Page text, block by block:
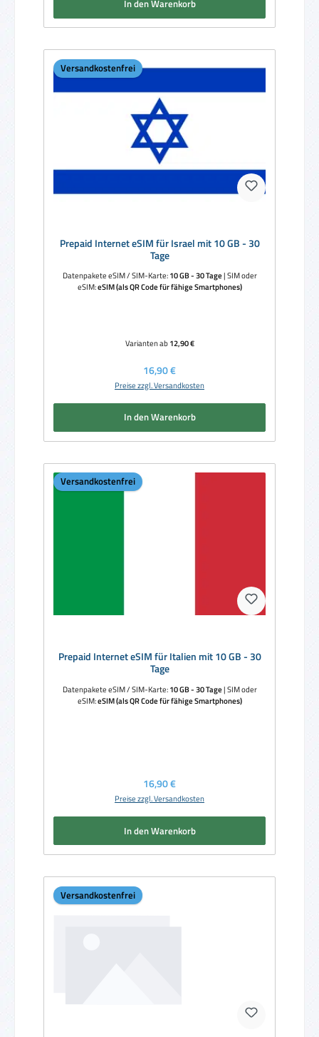
In den Warenkorb
Versandkostenfrei
Prepaid Internet eSIM für Israel mit 10 GB - 30
Tage
Datenpakete eSIM / SIM-Karte:10 GB - 30 Tage|SIM oder
eSIM:eSIM (als QR Code für fähige Smartphones)
Varianten ab12,90 €
Regulärer Preis:
16,90 €
Preise zzgl. Versandkosten
In den Warenkorb
Versandkostenfrei
Prepaid Internet eSIM für Italien mit 10 GB - 30
Tage
Datenpakete eSIM / SIM-Karte:10 GB - 30 Tage|SIM oder
eSIM:eSIM (als QR Code für fähige Smartphones)
Regulärer Preis:
16,90 €
Preise zzgl. Versandkosten
In den Warenkorb
Versandkostenfrei